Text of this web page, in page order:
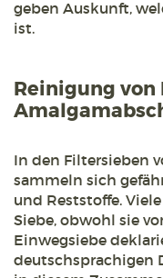
geben Auskunft,
ist.
Reinigung
In den Filtersieben
sammeln sich
und Reststoffe.
Siebe, obwohl sie
Einwegsiebe
deutschsprachigen